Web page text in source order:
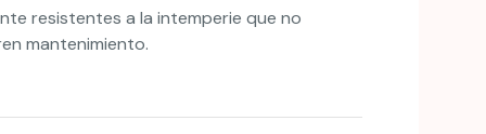
resistentes a la intemperie que no
mantenimiento.